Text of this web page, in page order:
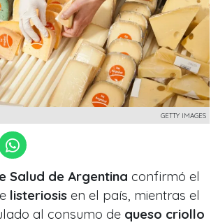
GETTY IMAGES
Salud de Argentina confirmó el
listeriosis en el país, mientras el
al consumo de queso criollo